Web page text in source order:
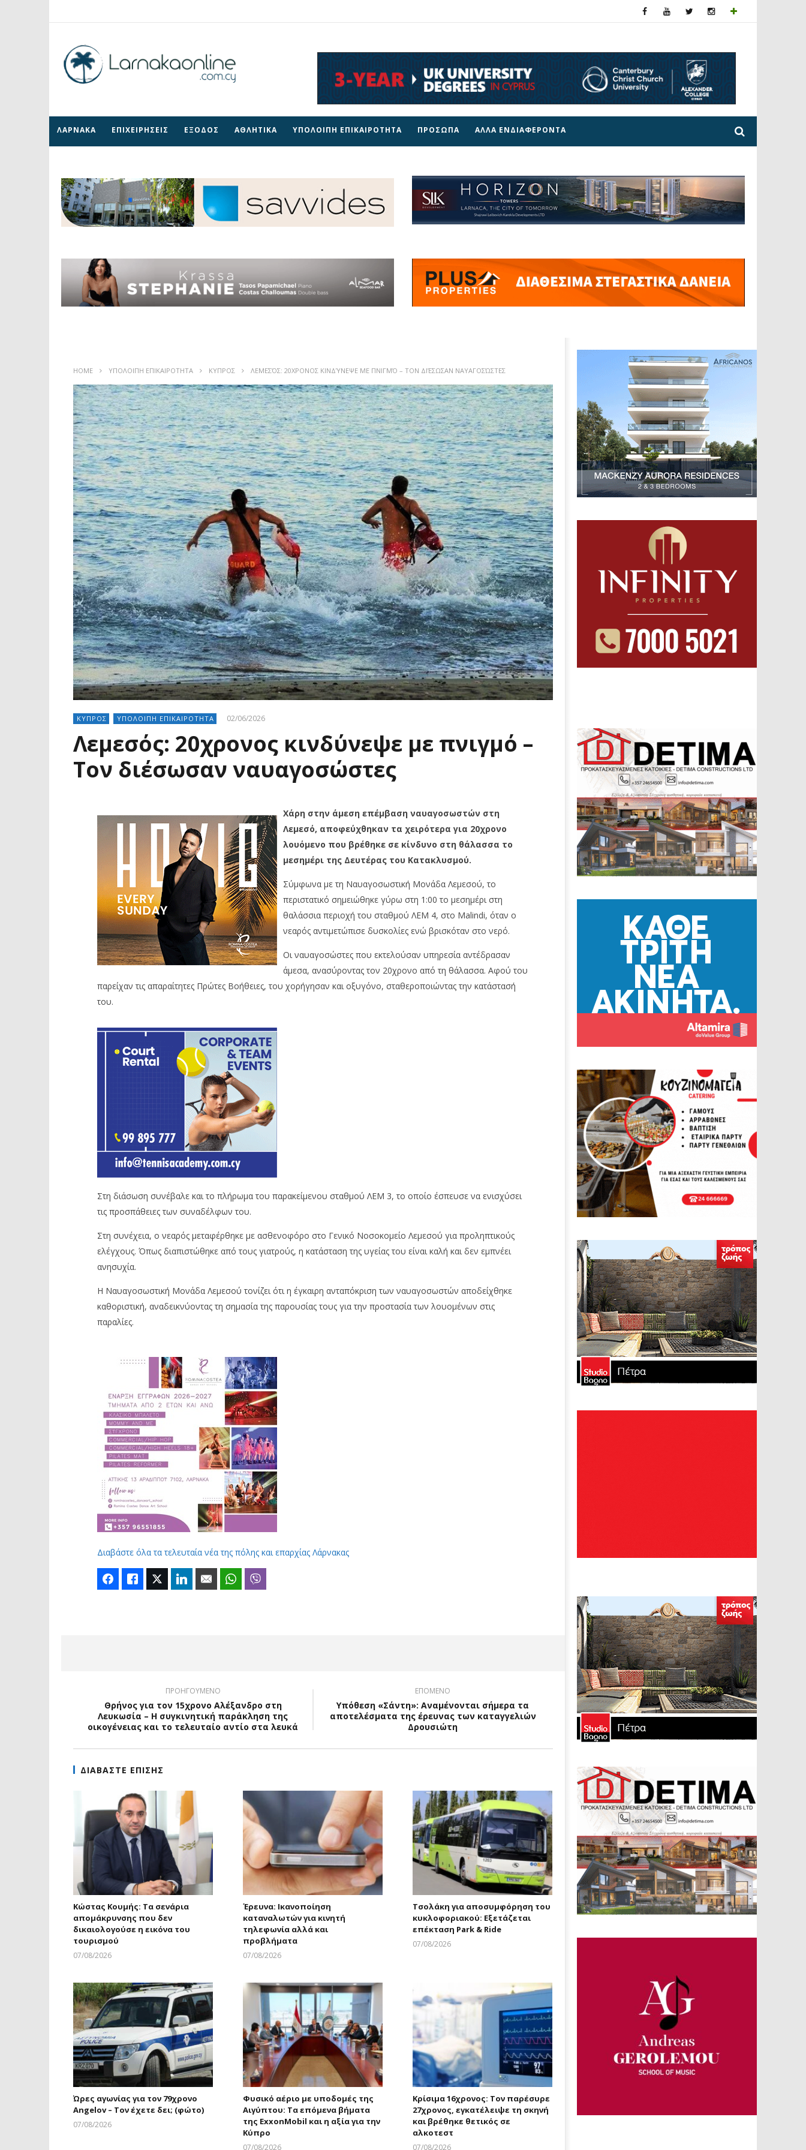
ΛΑΡΝΑΚΑ ΕΠΙΧΕΙΡΗΣΕΙΣ ΕΞΟΔΟΣ ΑΘΛΗΤΙΚΑ ΥΠΟΛΟΙΠΗ ΕΠΙΚΑΙΡΟΤΗΤΑ ΠΡΟΣΩΠΑ ΑΛΛΑ ΕΝΔΙΑΦΕΡΟΝΤΑ
HOME ΥΠΟΛΟΙΠΗ ΕΠΙΚΑΙΡΟΤΗΤΑ ΚΥΠΡΟΣ ΛΕΜΕΣΌΣ: 20ΧΡΟΝΟΣ ΚΙΝΔΎΝΕΨΕ ΜΕ ΠΝΙΓΜΌ – ΤΟΝ ΔΙΈΣΩΣΑΝ ΝΑΥΑΓΟΣΏΣΤΕΣ
ΚΥΠΡΟΣ ΥΠΟΛΟΙΠΗ ΕΠΙΚΑΙΡΟΤΗΤΑ 02/06/2026
Λεμεσός: 20χρονος κινδύνεψε με πνιγμό –
Τον διέσωσαν ναυαγοσώστες
Χάρη στην άμεση επέμβαση ναυαγοσωστών στη
Λεμεσό, αποφεύχθηκαν τα χειρότερα για 20χρονο
λουόμενο που βρέθηκε σε κίνδυνο στη θάλασσα το
μεσημέρι της Δευτέρας του Κατακλυσμού.
Σύμφωνα με τη Ναυαγοσωστική Μονάδα Λεμεσού, το
περιστατικό σημειώθηκε γύρω στη 1:00 το μεσημέρι στη
θαλάσσια περιοχή του σταθμού ΛΕΜ 4, στο Malindi, όταν ο
νεαρός αντιμετώπισε δυσκολίες ενώ βρισκόταν στο νερό.
Οι ναυαγοσώστες που εκτελούσαν υπηρεσία αντέδρασαν
άμεσα, ανασύροντας τον 20χρονο από τη θάλασσα. Αφού του
παρείχαν τις απαραίτητες Πρώτες Βοήθειες, του χορήγησαν και οξυγόνο, σταθεροποιώντας την κατάστασή
του.
Στη διάσωση συνέβαλε και το πλήρωμα του παρακείμενου σταθμού ΛΕΜ 3, το οποίο έσπευσε να ενισχύσει
τις προσπάθειες των συναδέλφων του.
Στη συνέχεια, ο νεαρός μεταφέρθηκε με ασθενοφόρο στο Γενικό Νοσοκομείο Λεμεσού για προληπτικούς
ελέγχους. Όπως διαπιστώθηκε από τους γιατρούς, η κατάσταση της υγείας του είναι καλή και δεν εμπνέει
ανησυχία.
Η Ναυαγοσωστική Μονάδα Λεμεσού τονίζει ότι η έγκαιρη ανταπόκριση των ναυαγοσωστών αποδείχθηκε
καθοριστική, αναδεικνύοντας τη σημασία της παρουσίας τους για την προστασία των λουομένων στις
παραλίες.
Διαβάστε όλα τα τελευταία νέα της πόλης και επαρχίας Λάρνακας
FacebookLike Twitter LinkedIn Email WhatsApp
ΠΡΟΗΓΟΥΜΕΝΟ
Θρήνος για τον 15χρονο Αλέξανδρο στη
Λευκωσία – Η συγκινητική παράκληση της
οικογένειας και το τελευταίο αντίο στα λευκά
ΕΠΟΜΕΝΟ
Υπόθεση «Σάντη»: Αναμένονται σήμερα τα
αποτελέσματα της έρευνας των καταγγελιών
Δρουσιώτη
ΔΙΑΒΑΣΤΕ ΕΠΙΣΗΣ
Κώστας Κουμής: Τα σενάρια
απομάκρυνσης που δεν
δικαιολογούσε η εικόνα του
τουρισμού
07/08/2026
Έρευνα: Ικανοποίηση
καταναλωτών για κινητή
τηλεφωνία αλλά και
προβλήματα
07/08/2026
Τσολάκη για αποσυμφόρηση του
κυκλοφοριακού: Εξετάζεται
επέκταση Park & Ride
07/08/2026
Ώρες αγωνίας για τον 79χρονο
Angelov – Τον έχετε δει; (φώτο)
07/08/2026
Φυσικό αέριο με υποδομές της
Αιγύπτου: Τα επόμενα βήματα
της ExxonMobil και η αξία για την
Κύπρο
07/08/2026
Κρίσιμα 16χρονος: Τον παρέσυρε
27χρονος, εγκατέλειψε τη σκηνή
και βρέθηκε θετικός σε
αλκοτεστ
07/08/2026